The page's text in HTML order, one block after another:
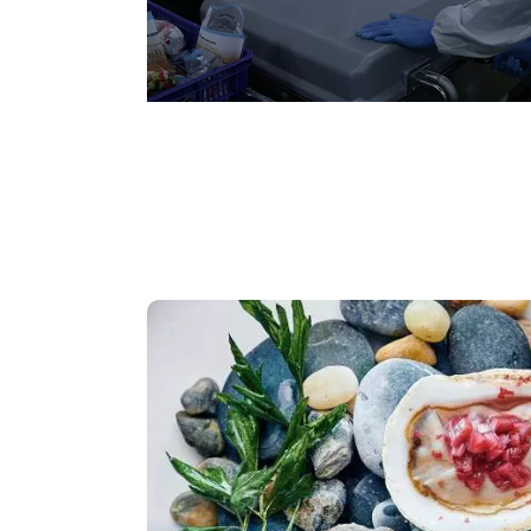
servicios exclusivos. Desde las
productos terminados, contamos con
calidad experimentado para verificar
productos de calidad, también
satisfacción y ganancias. Equipo de
y venta de alimentos procesados
producción: Con una capacidad de
toneladas anuales de alimentos
empresa garantiza un suministro
satisfacer las demandas del
almacenamiento: Experimente la
red de transporte, equipada con